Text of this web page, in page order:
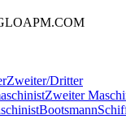
Zweiter/Dritter
Zweiter
Bootsmann